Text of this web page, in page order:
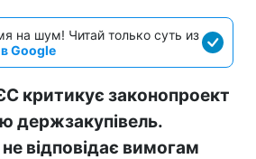
на шум! Читай только суть из
Google
критикує законопроект
держзакупівель.
відповідає вимогам